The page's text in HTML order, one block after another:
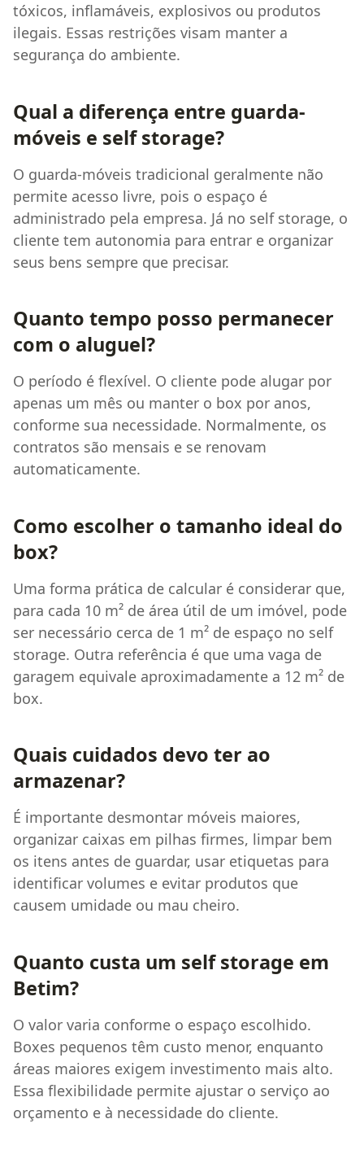
tóxicos, inflamáveis, explosivos ou produtos
ilegais. Essas restrições visam manter a
segurança do ambiente.
Qual a diferença entre guarda-
móveis e self storage?
O guarda-móveis tradicional geralmente não
permite acesso livre, pois o espaço é
administrado pela empresa. Já no self storage, o
cliente tem autonomia para entrar e organizar
seus bens sempre que precisar.
Quanto tempo posso permanecer
com o aluguel?
O período é flexível. O cliente pode alugar por
apenas um mês ou manter o box por anos,
conforme sua necessidade. Normalmente, os
contratos são mensais e se renovam
automaticamente.
Como escolher o tamanho ideal do
box?
Uma forma prática de calcular é considerar que,
para cada 10 m² de área útil de um imóvel, pode
ser necessário cerca de 1 m² de espaço no self
storage. Outra referência é que uma vaga de
garagem equivale aproximadamente a 12 m² de
box.
Quais cuidados devo ter ao
armazenar?
É importante desmontar móveis maiores,
organizar caixas em pilhas firmes, limpar bem
os itens antes de guardar, usar etiquetas para
identificar volumes e evitar produtos que
causem umidade ou mau cheiro.
Quanto custa um self storage em
Betim?
O valor varia conforme o espaço escolhido.
Boxes pequenos têm custo menor, enquanto
áreas maiores exigem investimento mais alto.
Essa flexibilidade permite ajustar o serviço ao
orçamento e à necessidade do cliente.